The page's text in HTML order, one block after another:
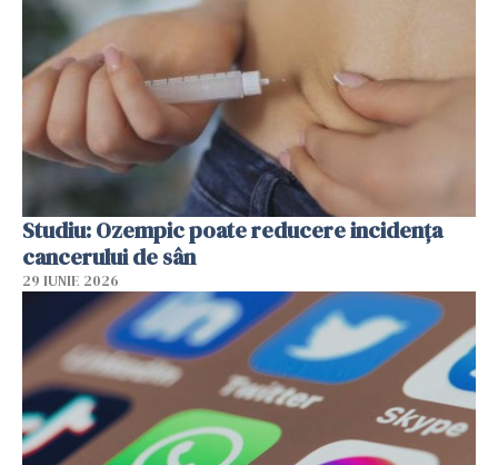
Studiu: Ozempic poate reducere incidența
cancerului de sân
29 IUNIE 2026